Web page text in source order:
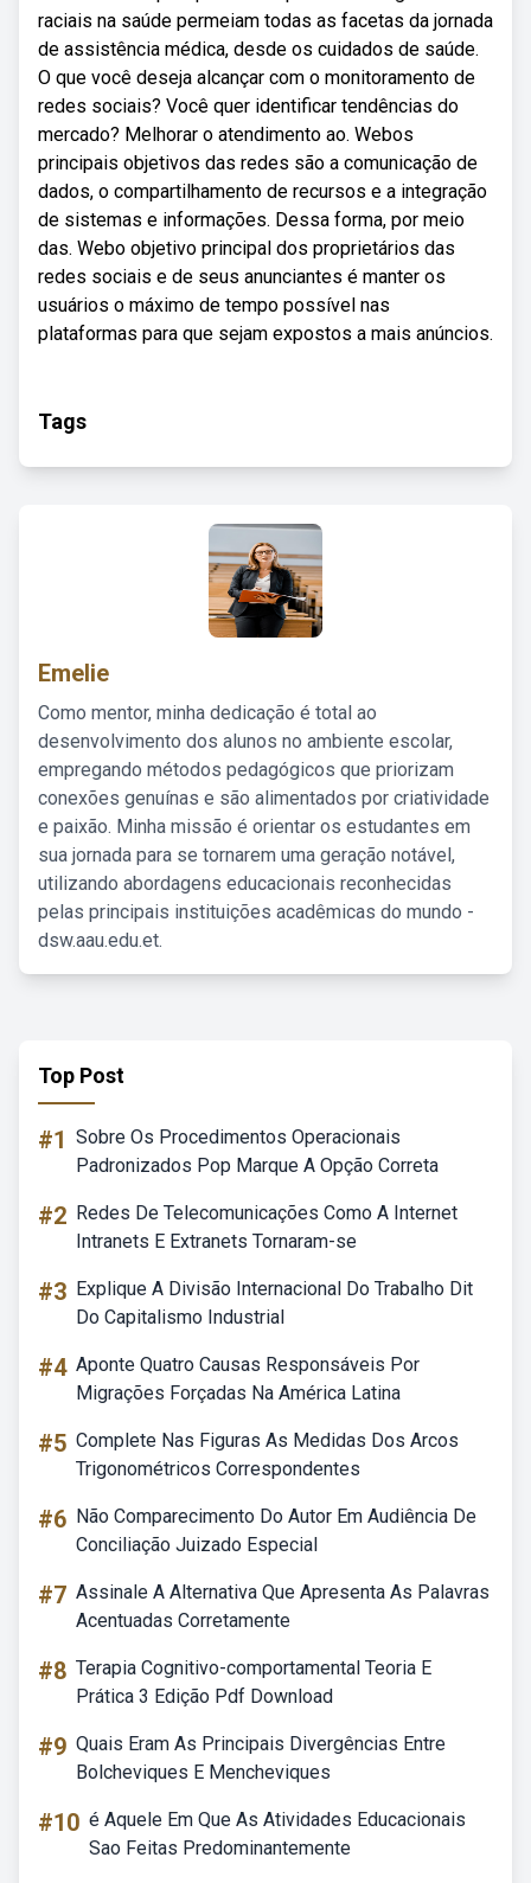
raciais na saúde permeiam todas as facetas da jornada
de assistência médica, desde os cuidados de saúde.
O que você deseja alcançar com o monitoramento de
redes sociais? Você quer identificar tendências do
mercado? Melhorar o atendimento ao. Webos
principais objetivos das redes são a comunicação de
dados, o compartilhamento de recursos e a integração
de sistemas e informações. Dessa forma, por meio
das. Webo objetivo principal dos proprietários das
redes sociais e de seus anunciantes é manter os
usuários o máximo de tempo possível nas
plataformas para que sejam expostos a mais anúncios.
Tags
Emelie
Como mentor, minha dedicação é total ao
desenvolvimento dos alunos no ambiente escolar,
empregando métodos pedagógicos que priorizam
conexões genuínas e são alimentados por criatividade
e paixão. Minha missão é orientar os estudantes em
sua jornada para se tornarem uma geração notável,
utilizando abordagens educacionais reconhecidas
pelas principais instituições acadêmicas do mundo -
dsw.aau.edu.et.
Top Post
#1 Sobre Os Procedimentos Operacionais
Padronizados Pop Marque A Opção Correta
#2 Redes De Telecomunicações Como A Internet
Intranets E Extranets Tornaram-se
#3 Explique A Divisão Internacional Do Trabalho Dit
Do Capitalismo Industrial
#4 Aponte Quatro Causas Responsáveis Por
Migrações Forçadas Na América Latina
#5 Complete Nas Figuras As Medidas Dos Arcos
Trigonométricos Correspondentes
#6 Não Comparecimento Do Autor Em Audiência De
Conciliação Juizado Especial
#7 Assinale A Alternativa Que Apresenta As Palavras
Acentuadas Corretamente
#8 Terapia Cognitivo-comportamental Teoria E
Prática 3 Edição Pdf Download
#9 Quais Eram As Principais Divergências Entre
Bolcheviques E Mencheviques
#10 é Aquele Em Que As Atividades Educacionais
Sao Feitas Predominantemente